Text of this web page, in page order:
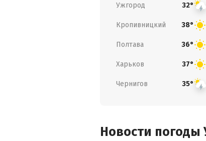
Ужгород 32°
Кропивницкий 38°
Полтава 36°
Харьков 37°
Чернигов 35°
Новости